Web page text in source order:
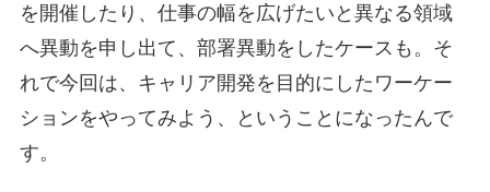
を開催したり、仕事の幅を広げたいと異なる領域
へ異動を申し出て、部署異動をしたケースも。そ
れで今回は、キャリア開発を目的にしたワーケー
ションをやってみよう、ということになったんで
す。